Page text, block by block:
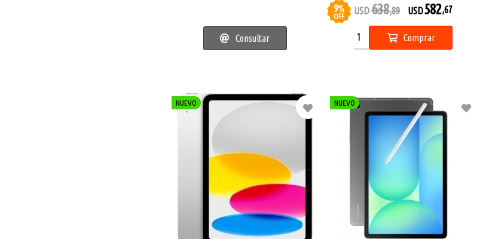
Consultar
9%
OFF
USD638,89 USD582,67
Comprar
NUEVO NUEVO